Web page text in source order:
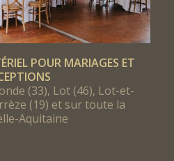
en Périgord